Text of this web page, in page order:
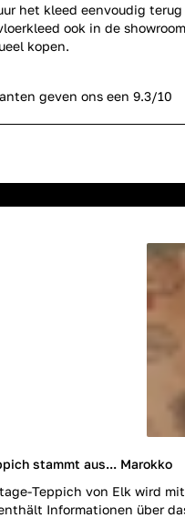
het kleed eenvoudig
ook in de
kopen.
geven ons een 9.3/10
stammt aus... Marokko
Teppich von Elk wird
Informationen über